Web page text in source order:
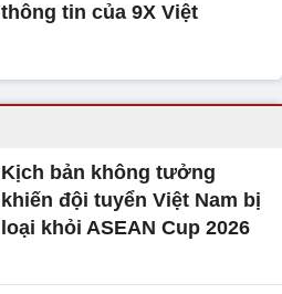
thông tin của 9X Việt
Kịch bản không tưởng
khiến đội tuyển Việt Nam bị
loại khỏi ASEAN Cup 2026